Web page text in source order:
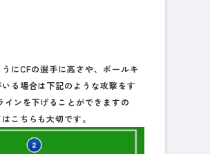
にCFの選手に高さや、ボールキ
る場合は下記のような攻撃をす
インを下げることができますの
こちらも大切です。